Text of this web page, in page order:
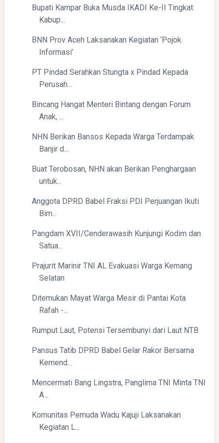
Bupati Kampar Buka Musda IKADI Ke-II Tingkat
Kabup...
BNN Prov Aceh Laksanakan Kegiatan ‘Pojok
Informasi’
PT Pindad Serahkan Stungta x Pindad Kepada
Perusah...
Bincang Hangat Menteri Bintang dengan Forum
Anak, ...
NHN Berikan Bansos Kepada Warga Terdampak
Banjir d...
Buat Terobosan, NHN akan Berikan Penghargaan
untuk...
Anggota DPRD Babel Fraksi PDI Perjuangan Ikuti
Bim...
Pangdam XVII/Cenderawasih Kunjungi Kodim dan
Satua...
Prajurit Marinir TNI AL Evakuasi Warga Kemang
Selatan
Ditemukan Mayat Warga Mesir di Pantai Kota
Rafah -...
Rumput Laut, Potensi Tersembunyi dari Laut NTB
Pansus Tatib DPRD Babel Gelar Rakor Bersama
Kemend...
Mencermati Bang Lingstra, Panglima TNI Minta TNI
A...
Komunitas Pemuda Wadu Kajuji Laksanakan
Kegiatan L...